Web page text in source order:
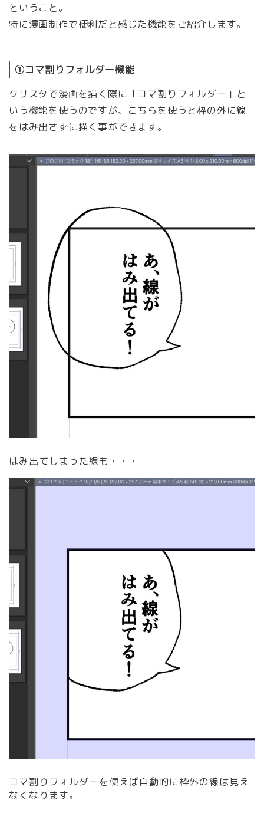
ということ。
特に漫画制作で便利だと感じた機能をご紹介します。
①コマ割りフォルダー機能
クリスタで漫画を描く際に「コマ割りフォルダー」と
いう機能を使うのですが、こちらを使うと枠の外に線
をはみ出さずに描く事ができます。
はみ出てしまった線も・・・
コマ割りフォルダーを使えば自動的に枠外の線は見え
なくなります。